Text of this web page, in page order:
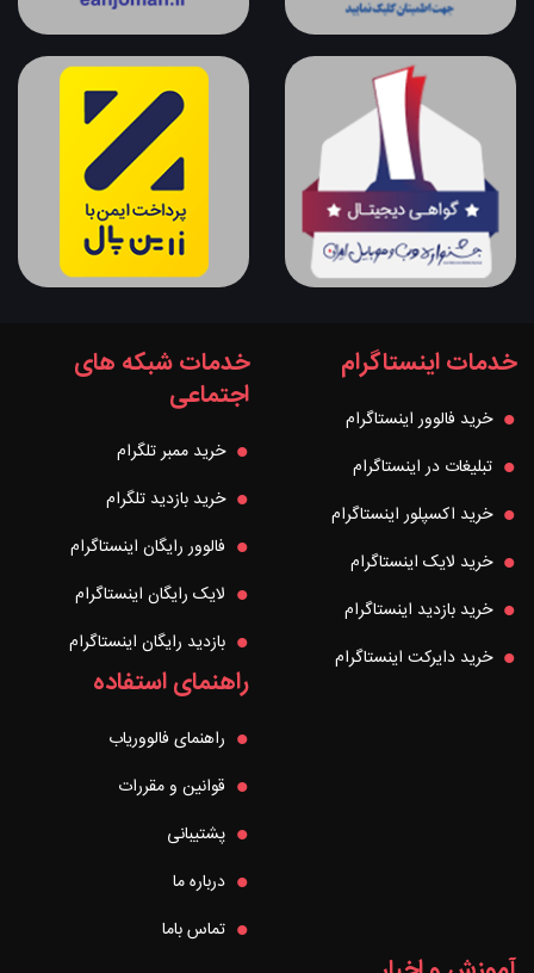
خدمات اینستاگرام
خرید فالوور اینستاگرام
تبلیغات در اینستاگرام
خرید اکسپلور اینستاگرام
خرید لایک اینستاگرام
خرید بازدید اینستاگرام
خرید دایرکت اینستاگرام
خدمات شبکه های
اجتماعی
خرید ممبر تلگرام
خرید بازدید تلگرام
فالوور رایگان اینستاگرام
لایک رایگان اینستاگرام
بازدید رایگان اینستاگرام
راهنمای استفاده
راهنمای فالووریاب
قوانین و مقررات
پشتیبانی
درباره ما
تماس باما